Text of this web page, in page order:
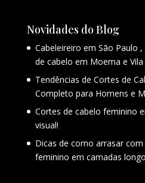
Novidades do Blog
Cabeleireiro em São Paulo
de cabelo em Moema e Vila
Tendências de Cortes de
Completo para Homens e
Cortes de cabelo feminino
visual!
Dicas de como arrasar
feminino em camadas longo